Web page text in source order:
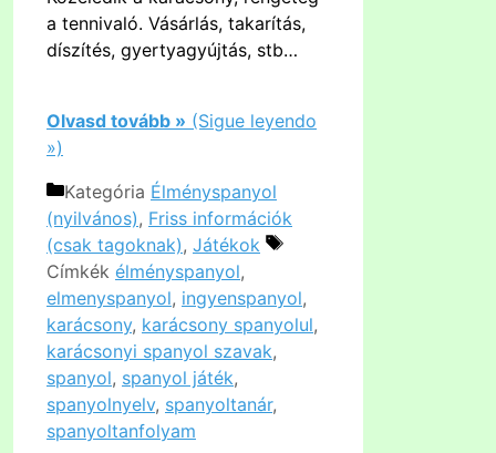
a tennivaló. Vásárlás, takarítás,
díszítés, gyertyagyújtás, stb…
Olvasd tovább » (Sigue leyendo
»)
Kategória Élményspanyol
(nyilvános), Friss információk
(csak tagoknak), Játékok
Címkék élményspanyol,
elmenyspanyol, ingyenspanyol,
karácsony, karácsony spanyolul,
karácsonyi spanyol szavak,
spanyol, spanyol játék,
spanyolnyelv, spanyoltanár,
spanyoltanfolyam